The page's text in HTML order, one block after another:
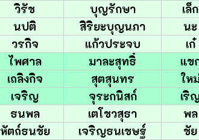
วิรัช บุญรักษา เล็ก
นปติ สิริยะบุญนภา นะ
วรกิจ แก้วประจบ เก๋
ไพศาล มาละสุทธิ์ แข
เถลิงกิจ สุตสุนทร ให
เจริญ จุระกนิสก์ เริ
ธนพล เตโชวสุธา พล
หัตถ์ธนชัย เจริญธนเชษฐ์ ชัย